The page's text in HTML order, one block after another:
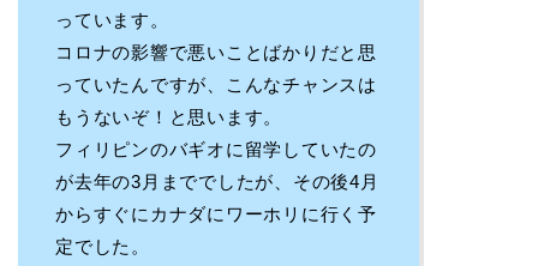
っています。
コロナの影響で悪いことばかりだと思
っていたんですが、こんなチャンスは
もうないぞ！と思います。
フィリピンのバギオに留学していたの
が去年の3月まででしたが、その後4月
からすぐにカナダにワーホリに行く予
定でした。